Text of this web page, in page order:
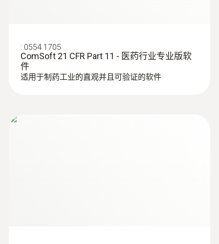
: 0554 1705
ComSoft 21 CFR Part 11 - 医药行业专业版软
件
适用于制药工业的直观并且可验证的软件